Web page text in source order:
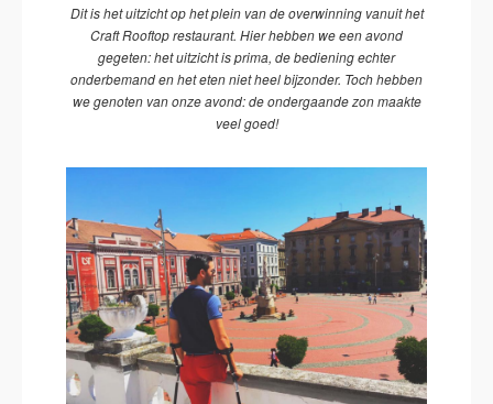
Dit is het uitzicht op het plein van de overwinning vanuit het
Craft Rooftop restaurant. Hier hebben we een avond
gegeten: het uitzicht is prima, de bediening echter
onderbemand en het eten niet heel bijzonder. Toch hebben
we genoten van onze avond: de ondergaande zon maakte
veel goed!